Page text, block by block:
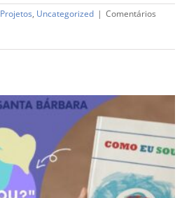
Projetos, Uncategorized | Comentários